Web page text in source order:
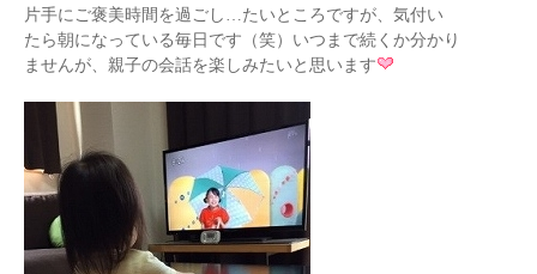
片手にご褒美時間を過ごし…たいところですが、気付い
たら朝になっている毎日です（笑）いつまで続くか分かり
ませんが、親子の会話を楽しみたいと思います